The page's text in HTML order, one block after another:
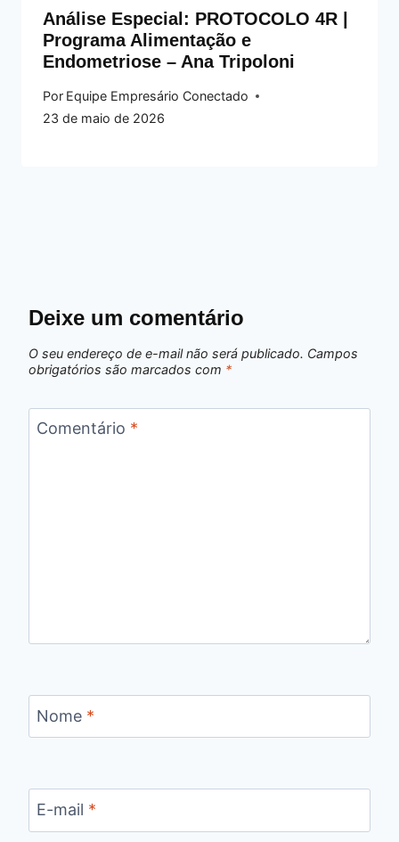
Análise Especial: PROTOCOLO 4R |
Programa Alimentação e
Endometriose – Ana Tripoloni
Por Equipe Empresário Conectado
23 de maio de 2026
Deixe um comentário
O seu endereço de e-mail não será publicado. Campos
obrigatórios são marcados com *
Comentário *
Nome *
E-mail *